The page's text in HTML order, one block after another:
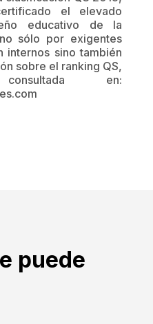
el elevado
educativo de la
sólo por exigentes
internos sino también
sobre el ranking QS,
en:
puede